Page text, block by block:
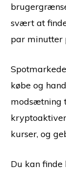
svært at
par minutter
købe og
modsætning
kurser, og
Du kan